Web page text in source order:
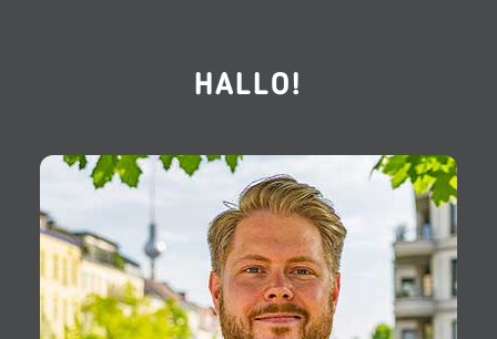
HALLO!